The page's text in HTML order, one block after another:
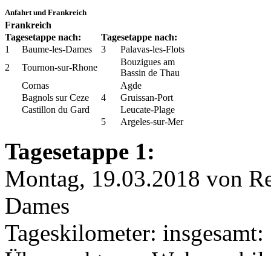
Anfahrt und Frankreich
Frankreich
Tagesetappe nach:
Tagesetappe nach:
1
Baume-les-Dames 3
Palavas-les-Flots
2
Tournon-sur-Rhone
Bouzigues am
Bassin de Thau
Cornas
Agde
Bagnols sur Ceze
4
Gruissan-Port
Castillon du Gard
Leucate-Plage
5
Argeles-sur-Mer
Tagesetappe 1:
Montag, 19.03.2018 von
Dames
Tageskilometer: